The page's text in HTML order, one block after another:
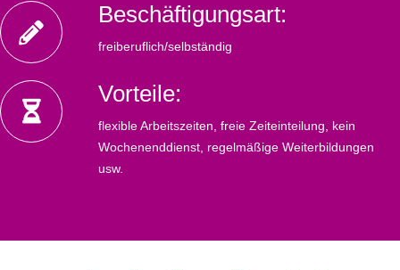
Beschäftigungsart:
freiberuflich/selbständig
Vorteile:
flexible Arbeitszeiten, freie Zeiteinteilung, kein
Wochenenddienst, regelmäßige Weiterbildungen
usw.